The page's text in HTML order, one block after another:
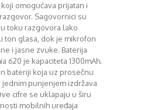
omogućava prijatan i
Sagovornici su
toku razgovora lako
ton glasa, dok je mikrofon
i jasne zvuke. Baterija
620 je kapaciteta 1300mAh.
bateriji koja uz prosečnu
punjenjem izdržava
cifre se uklapaju u širu
mobilnih uređaja